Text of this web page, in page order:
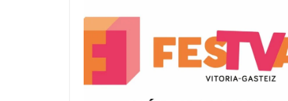
o
k
n
r